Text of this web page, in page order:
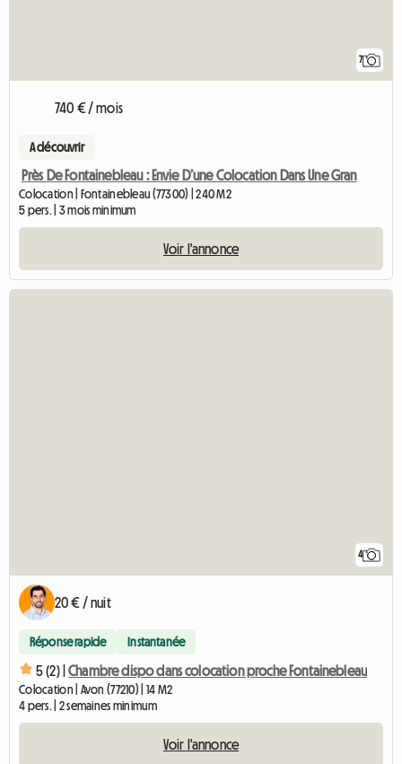
7
740 € / mois
A découvrir
Près De Fontainebleau : Envie D’une Colocation Dans Une Gran
Colocation | Fontainebleau (77300) | 240 M2
5 pers. | 3 mois minimum
Voir l'annonce
4
20 € / nuit
Réponse rapide Instantanée
5 (2) | Chambre dispo dans colocation proche Fontainebleau
Colocation | Avon (77210) | 14 M2
4 pers. | 2 semaines minimum
Voir l'annonce